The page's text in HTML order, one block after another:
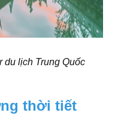
du lịch Trung Quốc
thời tiết